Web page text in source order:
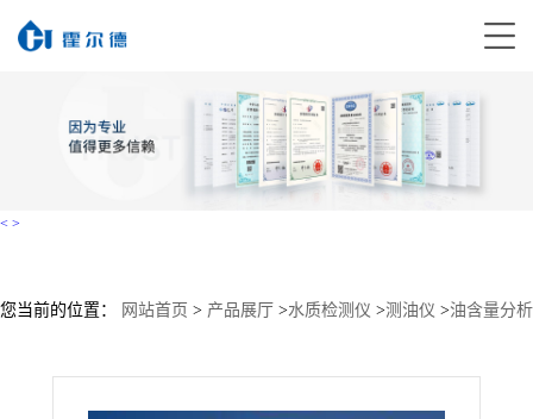
< >
您当前的位置： 网站首页 > 产品展厅 >水质检测仪 >测油仪 >油含量分析